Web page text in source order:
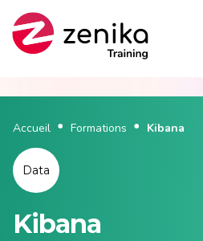
Accueil Formations Kibana
Data
Kibana